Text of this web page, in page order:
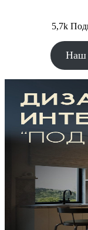
5,7k
Наш